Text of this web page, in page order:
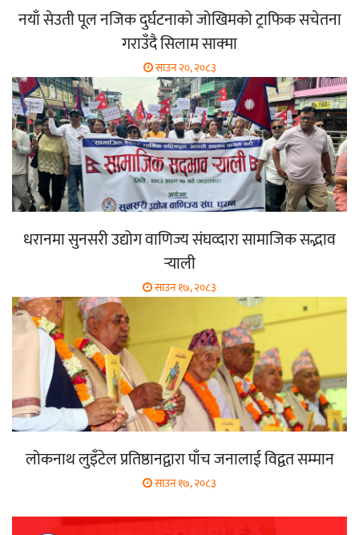
नयाँ सेउती पूल नजिक दुर्घटनाको जोखिमको ट्राफिक सचेतना
गराउँदै सिलाम साक्मा
साउन २०, २०८३
धरानमा सुनसरी उद्योग वाणिज्य संघव्दारा सामाजिक सद्भाव
र्‍याली
साउन १७, २०८३
लोकनाथ लुइँटेल प्रतिष्ठानद्वारा पाँच जनालाई विद्वत सम्मान
साउन १७, २०८३